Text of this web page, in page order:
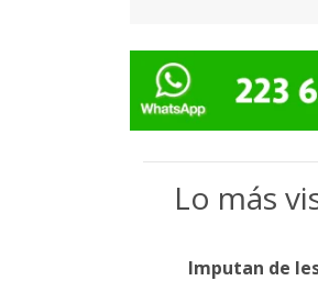
Lo más
Imputan de